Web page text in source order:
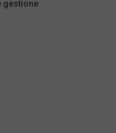
gestione